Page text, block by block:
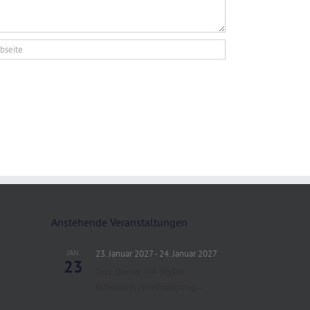
Anstehende Veranstaltungen
JAN.
23
23. Januar 2027- 24. Januar 2027